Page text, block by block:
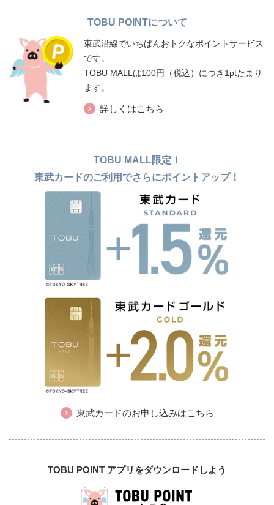
TOBU POINTについて
東武沿線でいちばんおトクなポイントサービス
です。
TOBU MALLは100円（税込）につき1ptたまり
ます。
詳しくはこちら
TOBU MALL限定！
東武カードのご利用でさらにポイントアップ！
東武カードのお申し込みはこちら
TOBU POINT アプリをダウンロードしよう